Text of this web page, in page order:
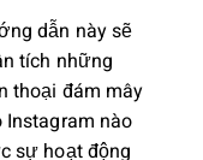
dẫn này sẽ
tích những
thoại đám mây
Instagram nào
sự hoạt động